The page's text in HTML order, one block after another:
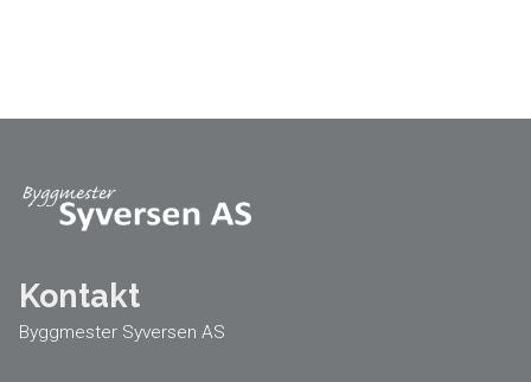
Kontakt
Byggmester Syversen AS